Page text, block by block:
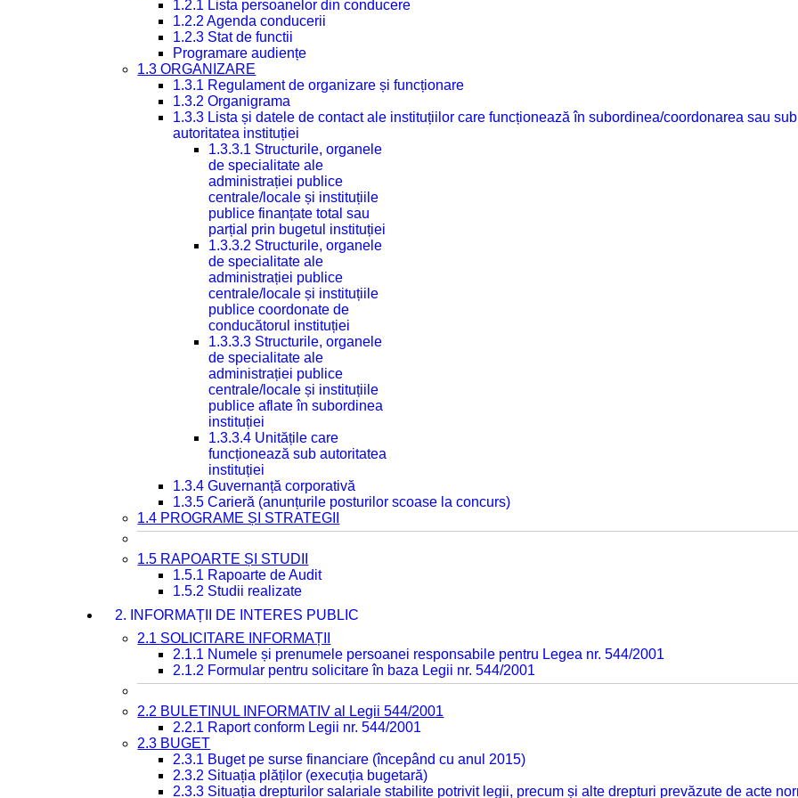
1.2.1 Lista persoanelor din conducere
1.2.2 Agenda conducerii
1.2.3 Stat de functii
Programare audiențe
1.3 ORGANIZARE
1.3.1 Regulament de organizare și funcționare
1.3.2 Organigrama
1.3.3 Lista și datele de contact ale instituțiilor care funcționează în subordinea/coordonarea sau sub
autoritatea instituției
1.3.3.1 Structurile, organele
de specialitate ale
administrației publice
centrale/locale și instituțiile
publice finanțate total sau
parțial prin bugetul instituției
1.3.3.2 Structurile, organele
de specialitate ale
administrației publice
centrale/locale și instituțiile
publice coordonate de
conducătorul instituției
1.3.3.3 Structurile, organele
de specialitate ale
administrației publice
centrale/locale și instituțiile
publice aflate în subordinea
instituției
1.3.3.4 Unitățile care
funcționează sub autoritatea
instituției
1.3.4 Guvernanță corporativă
1.3.5 Carieră (anunțurile posturilor scoase la concurs)
1.4 PROGRAME ȘI STRATEGII
1.5 RAPOARTE ȘI STUDII
1.5.1 Rapoarte de Audit
1.5.2 Studii realizate
2. INFORMAȚII DE INTERES PUBLIC
2.1 SOLICITARE INFORMAȚII
2.1.1 Numele și prenumele persoanei responsabile pentru Legea nr. 544/2001
2.1.2 Formular pentru solicitare în baza Legii nr. 544/2001
2.2 BULETINUL INFORMATIV al Legii 544/2001
2.2.1 Raport conform Legii nr. 544/2001
2.3 BUGET
2.3.1 Buget pe surse financiare (începând cu anul 2015)
2.3.2 Situația plăților (execuția bugetară)
2.3.3 Situația drepturilor salariale stabilite potrivit legii, precum și alte drepturi prevăzute de acte